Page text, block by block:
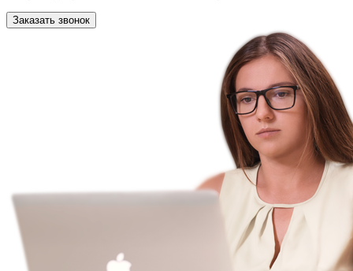
Заказать звонок